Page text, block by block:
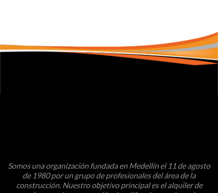
Somos una organización fundada en Medellín el 11 de agosto
de 1980 por un grupo de profesionales del área de la
construcción. Nuestro objetivo principal es el alquiler de